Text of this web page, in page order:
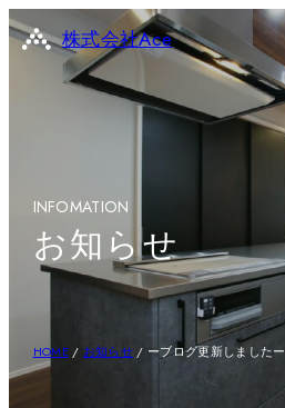
株式会社Ace
INFOMATION
お知らせ
HOME/ お知らせ / ーブログ更新しましたー